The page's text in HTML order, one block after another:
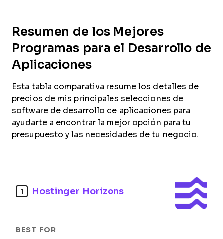
Resumen de los Mejores
Programas para el Desarrollo de
Aplicaciones
Esta tabla comparativa resume los detalles de
precios de mis principales selecciones de
software de desarrollo de aplicaciones para
ayudarte a encontrar la mejor opción para tu
presupuesto y las necesidades de tu negocio.
1 Hostinger Horizons